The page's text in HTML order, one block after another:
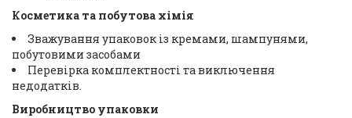
Косметика та побутова хімія
Зважування упаковок із кремами, шампунями,
побутовими засобами
Перевірка комплектності та виключення
недодатків.
Виробництво упаковки